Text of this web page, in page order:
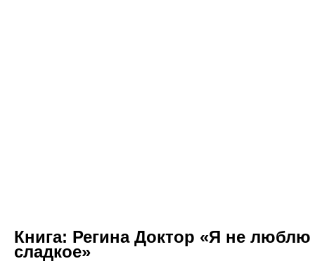
Книга: Регина Доктор «Я не люблю
сладкое»